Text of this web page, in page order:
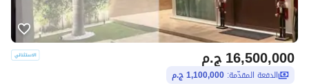
ج.م16,500,000
الدفعة المقدّمة: 1,100,000 ج.م